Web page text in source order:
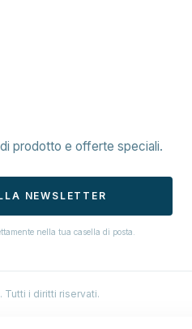
prodotto e offerte speciali.
NEWSLETTER
nella tua casella di posta.
Tutti i diritti riservati.